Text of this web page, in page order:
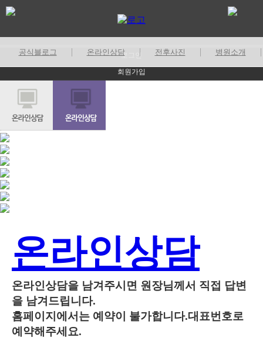
공식블로그 | 온라인상담 | 전후사진 | 병원소개
술후기
로그인
회원가입
온라인상담
온라인상담을 남겨주시면 원장님께서 직접 답변
을 남겨드립니다.
홈페이지에서는 예약이 불가합니다.대표번호로
예약해주세요.